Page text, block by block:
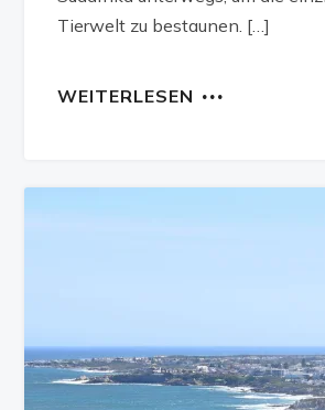
Tierwelt zu bestaunen. […]
WEITERLESEN